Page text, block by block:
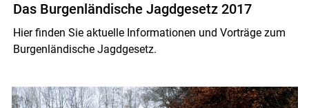
Das Burgenländische Jagdgesetz 2017
Hier finden Sie aktuelle Informationen und Vorträge zum
Burgenländische Jagdgesetz.